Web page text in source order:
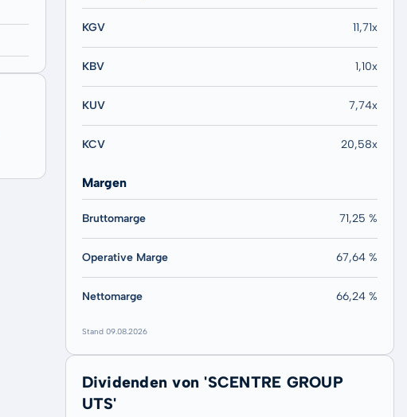
KGV 11,71x
KBV 1,10x
KUV 7,74x
KCV 20,58x
Margen
Bruttomarge 71,25 %
Operative Marge 67,64 %
Nettomarge 66,24 %
Stand 09.08.2026
Dividenden von 'SCENTRE GROUP
UTS'